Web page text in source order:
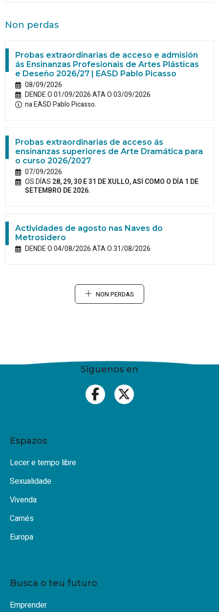
Non perdas
Probas extraordinarias de acceso e admisión
ás Ensinanzas Profesionais de Artes Plásticas
e Deseño 2026/27 | EASD Pablo Picasso
08/09/2026
DENDE O 01/09/2026 ATA O 03/09/2026
na EASD Pablo Picasso.
Probas extraordinarias de acceso ás
ensinanzas superiores de Arte Dramática para
o curso 2026/2027
07/09/2026
OS DÍAS 28, 29, 30 E 31 DE XULLO, ASÍ COMO O DÍA 1 DE
SETEMBRO DE 2026.
Actividades de agosto nas Naves do
Metrosidero
DENDE O 04/08/2026 ATA O 31/08/2026
NON PERDAS
Síguenos en
Espazos
Lecer e tempo libre
Sexualidade
Vivenda
Carnés
Europa
Busca o teu futuro
Emprender